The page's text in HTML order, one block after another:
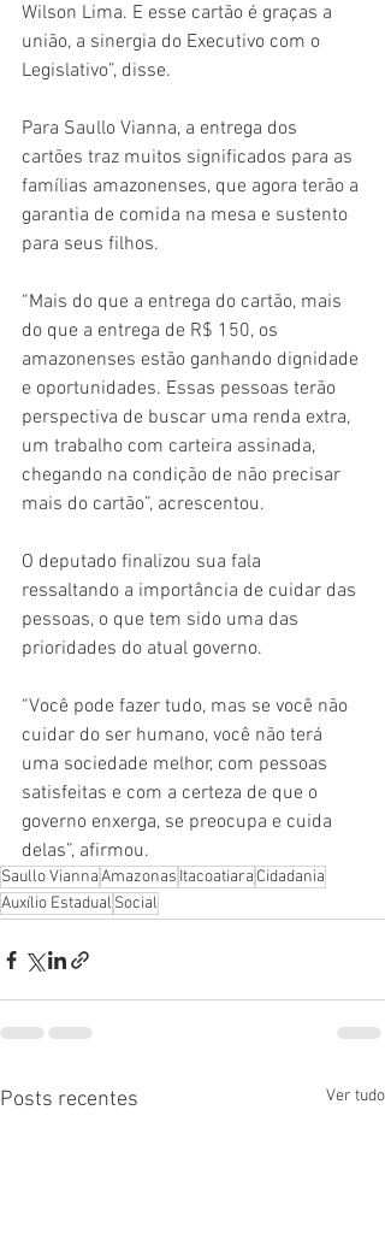
Wilson Lima. E esse cartão é graças a
união, a sinergia do Executivo com o
Legislativo”, disse.
Para Saullo Vianna, a entrega dos
cartões traz muitos significados para as
famílias amazonenses, que agora terão a
garantia de comida na mesa e sustento
para seus filhos.
“Mais do que a entrega do cartão, mais
do que a entrega de R$ 150, os
amazonenses estão ganhando dignidade
e oportunidades. Essas pessoas terão
perspectiva de buscar uma renda extra,
um trabalho com carteira assinada,
chegando na condição de não precisar
mais do cartão”, acrescentou.
O deputado finalizou sua fala
ressaltando a importância de cuidar das
pessoas, o que tem sido uma das
prioridades do atual governo.
“Você pode fazer tudo, mas se você não
cuidar do ser humano, você não terá
uma sociedade melhor, com pessoas
satisfeitas e com a certeza de que o
governo enxerga, se preocupa e cuida
delas”, afirmou.
Saullo ViannaAmazonas Itacoatiara Cidadania
Auxílio Estadual Social
Posts recentes Ver tudo